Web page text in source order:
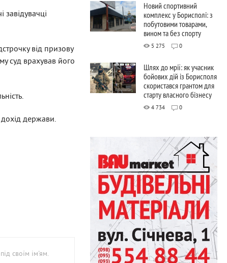
від призову
суд врахував його
дохід держави.
своїм ім'ям.
Новий спортивний
комплекс у Борисполі: з
побутовими товарами,
вином та без спорту
5 275 0
Шлях до мрії: як учасник
бойових дій із Борисполя
скористався грантом для
старту власного бізнесу
4 734 0